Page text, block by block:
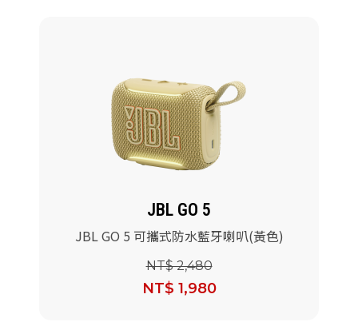
JBL GO 5
JBL GO 5 可攜式防水藍牙喇叭(黃色)
NT$ 2,480
NT$ 1,980